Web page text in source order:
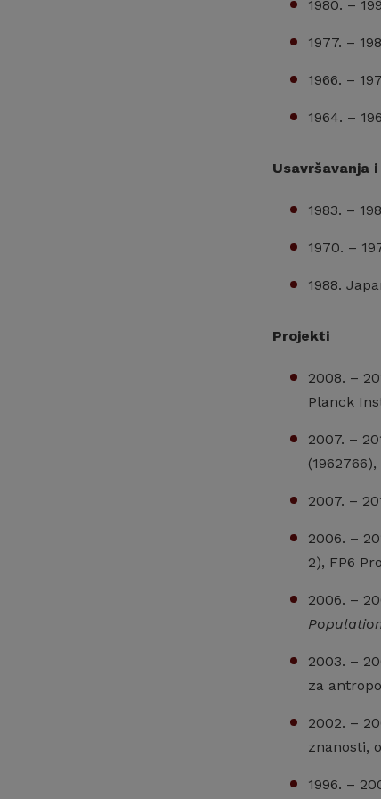
1980. –
1977. –
1966. –
1964. –
Usavršavanja
1983. –
1970. –
1988.
Projekti
2008. –
Planck
2007. –
2007. –
2006. –
2), FP6
2006. –
2003. –
za
2002. –
znanosti,
1996. –